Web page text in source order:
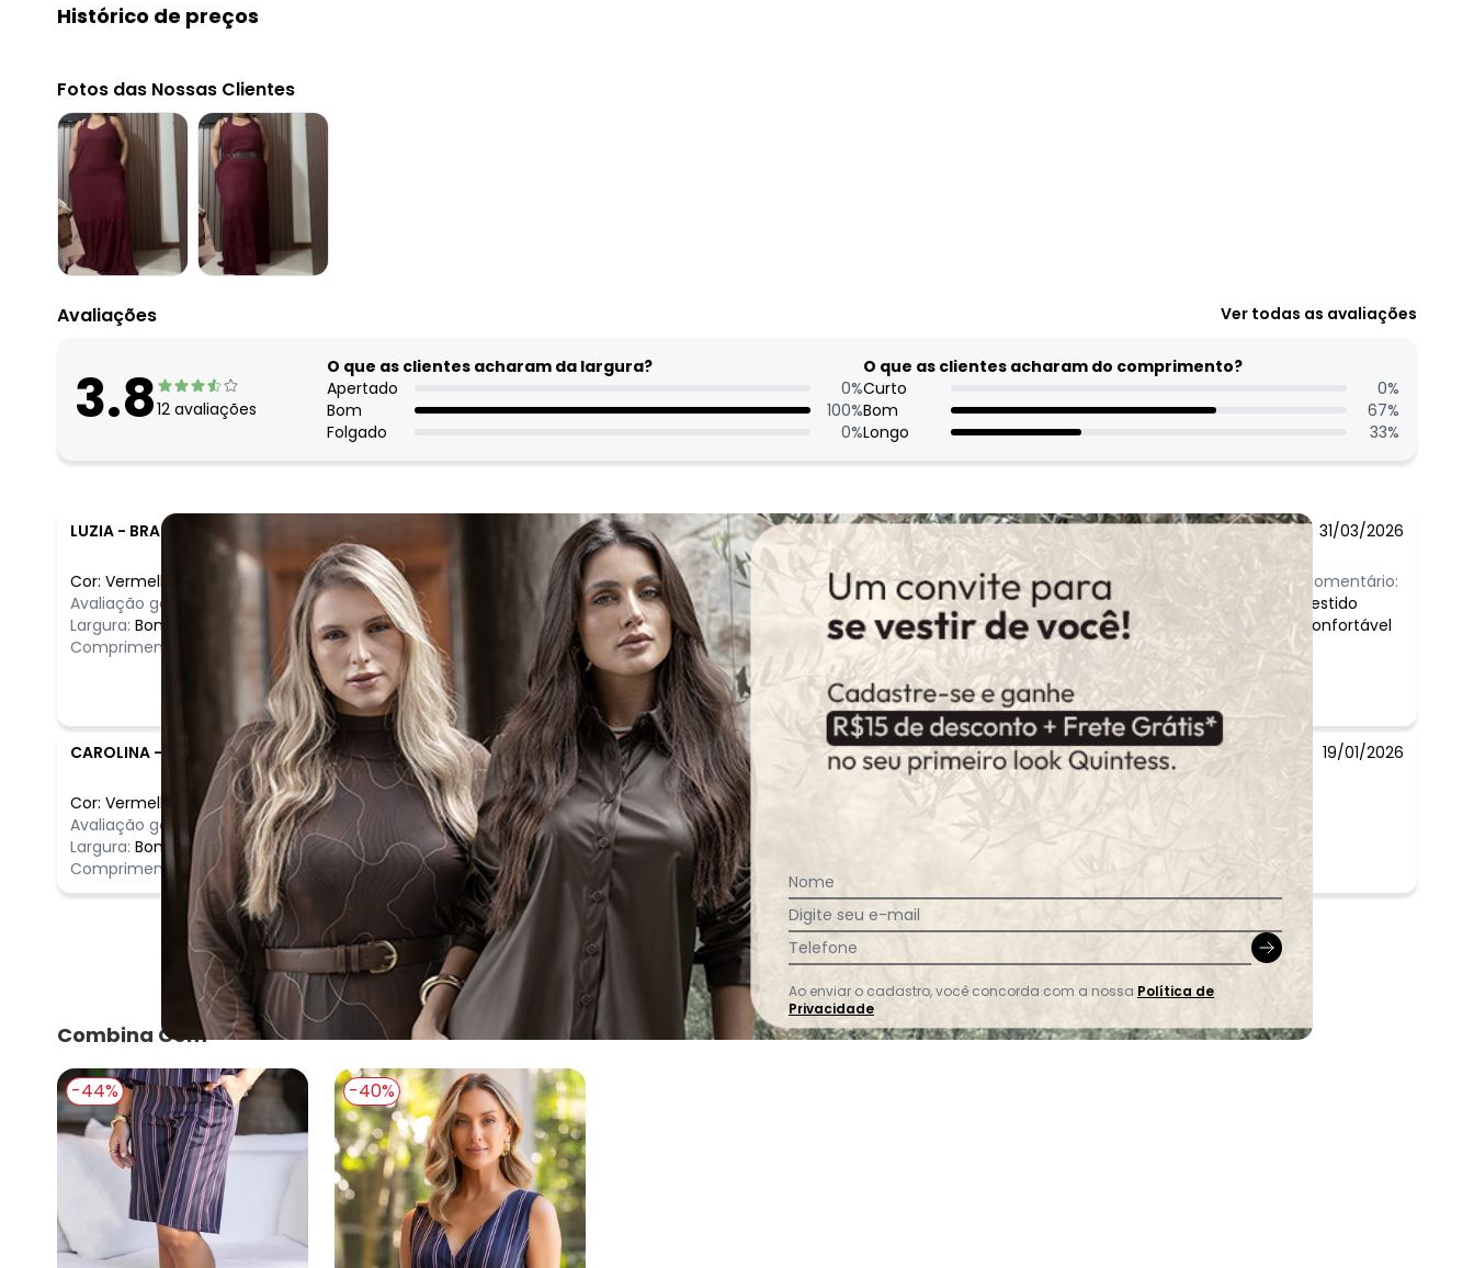
Histórico de preços
agosto/2026
julho/2026
junho/2026
maio/2026
abril/2026
março/2026
fevereiro/2026
Fotos das Nossas Clientes
Avaliações Ver todas as avaliações
3.812 avaliações
O que as clientes acharam da largura?
Apertado
0%
Bom
100%
Folgado
0%
O que as clientes acharam do comprimento?
Curto
0%
Bom
67%
Longo
33%
LUZIA - BRASILIA - DF 31/03/2026
Cor: Vermelho
Avaliação geral do produto:
Ruim
Largura: Bom
Comprimento:
Comentário:
vestido
confortável
CAROLINA - FLORIANOPOLIS - SC 19/01/2026
Cor: Vermelho
P
Avaliação geral do produto: Incrível
Largura: Bom
Comprimento: Longo
Comentário:
Incrível
Ver todas as avaliações
Combina Com
-44% -40%
Nome
Digite seu e-mail
Telefone
Ao enviar o cadastro, você concorda com a nossa Política de
Privacidade